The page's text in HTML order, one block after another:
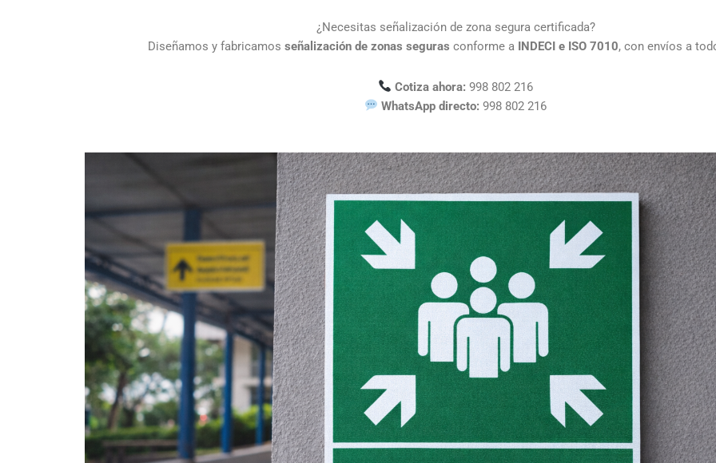
¿Necesitas señalización de zona segura certificada?
Diseñamos y fabricamos señalización de zonas seguras conforme a INDECI e ISO 7010, con envíos a
Cotiza ahora: 998 802 216
WhatsApp directo: 998 802 216